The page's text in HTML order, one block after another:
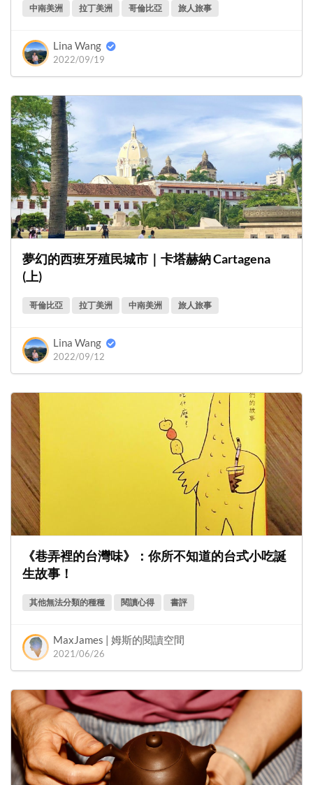
中南美洲 拉丁美洲 哥倫比亞 旅人旅事
Lina Wang
2022/09/19
夢幻的西班牙殖民城市｜卡塔赫納 Cartagena
(上)
哥倫比亞 拉丁美洲 中南美洲 旅人旅事
Lina Wang
2022/09/12
《巷弄裡的台灣味》：你所不知道的台式小吃誕
生故事！
其他無法分類的種種 閱讀心得 書評
MaxJames | 姆斯的閱讀空間
2021/06/26